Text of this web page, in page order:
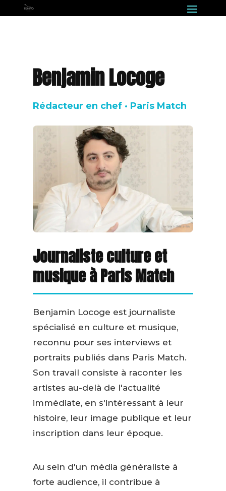
Benjamin Locoge
Rédacteur en chef · Paris Match
Journaliste culture et
musique à Paris Match
Benjamin Locoge est journaliste
spécialisé en culture et musique,
reconnu pour ses interviews et
portraits publiés dans Paris Match.
Son travail consiste à raconter les
artistes au-delà de l'actualité
immédiate, en s'intéressant à leur
histoire, leur image publique et leur
inscription dans leur époque.
Au sein d'un média généraliste à
forte audience, il contribue à